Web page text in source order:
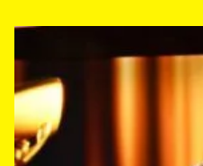
lange Wartezeit?